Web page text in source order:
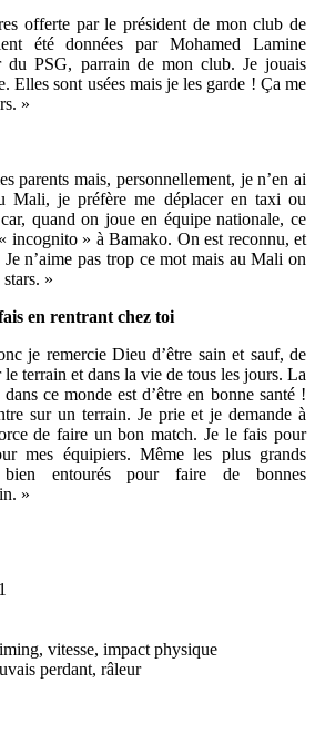
offerte par le président de mon club de
été données par Mohamed Lamine
du PSG, parrain de mon club. Je jouais
Elles sont usées mais je les garde ! Ça me
»
parents mais, personnellement, je n’en ai
Mali, je préfère me déplacer en taxi ou
quand on joue en équipe nationale, ce
incognito » à Bamako. On est reconnu, et
n’aime pas trop ce mot mais au Mali on
»
en rentrant chez toi
je remercie Dieu d’être sain et sauf, de
terrain et dans la vie de tous les jours. La
ce monde est d’être en bonne santé !
sur un terrain. Je prie et je demande à
de faire un bon match. Je le fais pour
mes équipiers. Même les plus grands
entourés pour faire de bonnes
»
vitesse, impact physique
perdant, râleur